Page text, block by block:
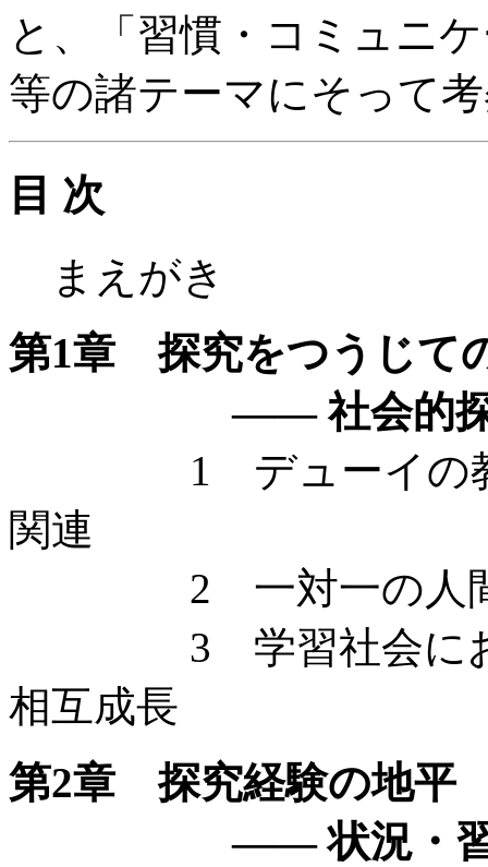
と、「習慣・コミュニ
等の諸テーマにそって
目 次
まえがき
第1章 探究をつうじて
—— 社会的探究・
1 デューイの教育
関連
2 一対一の人間関
3 学習社会におけ
相互成長
第2章 探究経験の地平
—— 状況・習慣・